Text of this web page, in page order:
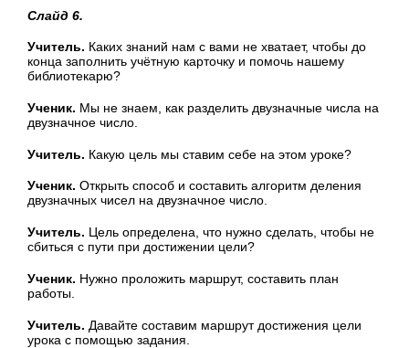
Слайд 6.
Учитель. Каких знаний нам с вами не хватает, чтобы до
конца заполнить учётную карточку и помочь нашему
библиотекарю?
Ученик. Мы не знаем, как разделить двузначные числа на
двузначное число.
Учитель. Какую цель мы ставим себе на этом уроке?
Ученик. Открыть способ и составить алгоритм деления
двузначных чисел на двузначное число.
Учитель. Цель определена, что нужно сделать, чтобы не
сбиться с пути при достижении цели?
Ученик. Нужно проложить маршрут, составить план
работы.
Учитель. Давайте составим маршрут достижения цели
урока с помощью задания.